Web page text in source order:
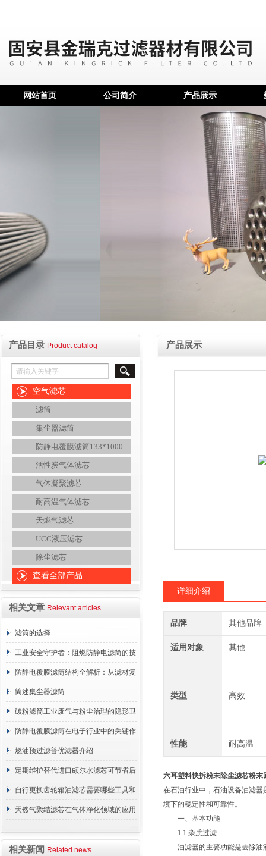
网站首页 公司简介 产品展示
产品目录 Product catalog
空气滤芯
滤筒
集尘器滤筒
防静电覆膜滤筒133*1000
活性炭气体滤芯
气体凝聚滤芯
耐高温气体滤芯
天燃气滤芯
UCC液压滤芯
除尘滤芯
查看全部产品
相关文章 Relevant articles
滤筒的选择
工业安全守护者：阻燃防静电滤筒的技
术原理与应用解析
防静电覆膜滤筒结构全解析：从滤材复
合到整体成型
简述集尘器滤筒
碳粉滤筒工业废气与粉尘治理的隐形卫
士
防静电覆膜滤筒在电子行业中的关键作
用
燃油预过滤普优滤器介绍
定期维护替代进口颇尔水滤芯可节省后
续更换成本
自行更换齿轮箱油滤芯需要哪些工具和
材料？
天然气聚结滤芯在气体净化领域的应用
相关新闻 Related news
产品展示
详细介绍
品牌 其他品牌
适用对象 其他
类型 高效
性能 耐高温
六耳塑料快拆粉末除尘滤芯粉末
在石油行业中，石油设备油滤
境下的稳定性和可靠性。
一、基本功能
1.1 杂质过滤
油滤器的主要功能是去除油液